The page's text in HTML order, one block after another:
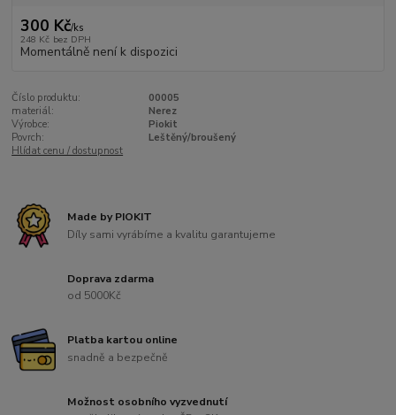
300 Kč/ks
248 Kč bez DPH
Momentálně není k dispozici
Číslo produktu:
00005
materiál:
Nerez
Výrobce:
Piokit
Povrch:
Leštěný/broušený
Hlídat cenu / dostupnost
Made by PIOKIT
Díly sami vyrábíme a kvalitu garantujeme
Doprava zdarma
od 5000Kč
Platba kartou online
snadně a bezpečně
Možnost osobního vyzvednutí